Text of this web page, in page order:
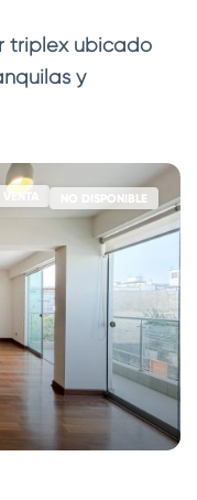
triplex ubicado
y
VENTA NO DISPONIBLE